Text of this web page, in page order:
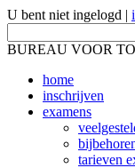
U bent niet ingelogd |
BUREAU VOOR
home
inschrijven
examens
tarieven